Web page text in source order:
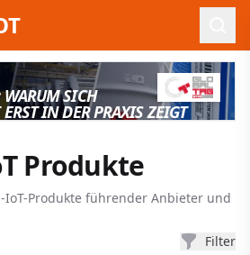
WARUM SICH
IN DER PRAXIS ZEIGT
Produkte
IoT-Produkte führender Anbieter und
Filter